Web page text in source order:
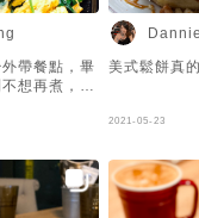
奧奶昔也好
我本來就
～～
帶餐點，畢
想再煮，樂
75折，真
Dannie
美式鬆餅真
2021-05-23